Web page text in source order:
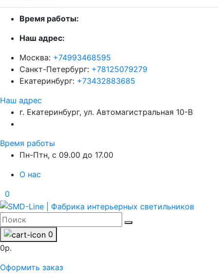
Время работы:
Наш адрес:
Москва: +74993468595
Санкт-Петербург: +78125079279
Екатеринбург: +73432883685
Наш адрес
г. Екатеринбург, ул. Автомагистральная 10-В
Время работы
Пн-Птн, с 09.00 до 17.00
О нас
0
0
0р.
Оформить заказ